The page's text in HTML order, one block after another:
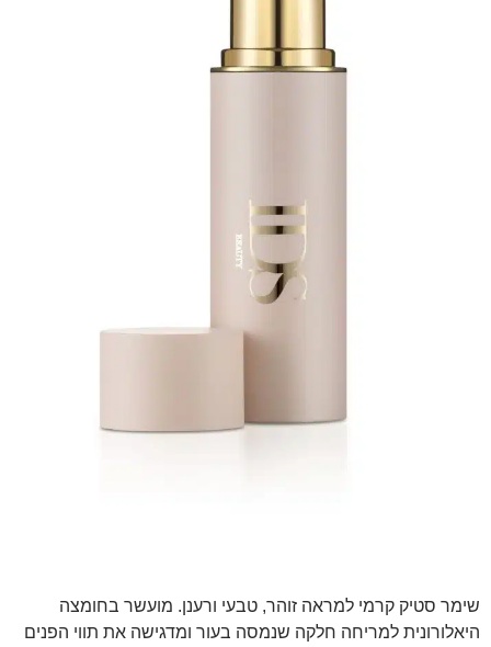
שימר סטיק קרמי למראה זוהר, טבעי ורענן. מועשר בחומצה
היאלורונית למריחה חלקה שנמסה בעור ומדגישה את תווי הפנים